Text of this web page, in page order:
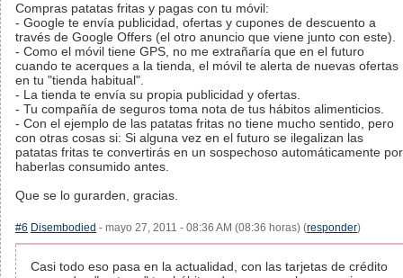
Compras patatas fritas y pagas con tu móvil:
- Google te envía publicidad, ofertas y cupones de descuento a
través de Google Offers (el otro anuncio que viene junto con este).
- Como el móvil tiene GPS, no me extrañaría que en el futuro
cuando te acerques a la tienda, el móvil te alerta de nuevas ofertas
en tu "tienda habitual".
- La tienda te envía su propia publicidad y ofertas.
- Tu compañía de seguros toma nota de tus hábitos alimenticios.
- Con el ejemplo de las patatas fritas no tiene mucho sentido, pero
con otras cosas si: Si alguna vez en el futuro se ilegalizan las
patatas fritas te convertirás en un sospechoso automáticamente por
haberlas consumido antes.
Que se lo gurarden, gracias.
#6 Disembodied - mayo 27, 2011 - 08:36 AM (08:36 horas) (responder)
Casi todo eso pasa en la actualidad, con las tarjetas de crédito